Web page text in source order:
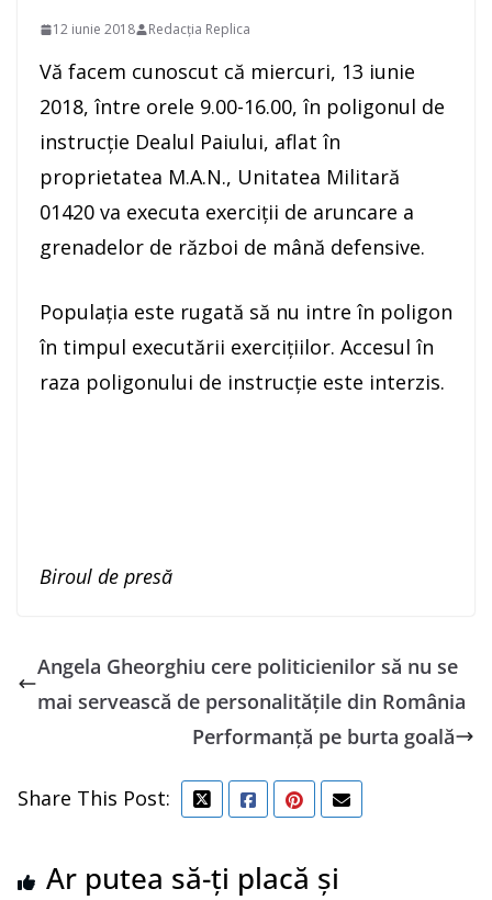
12 iunie 2018 Redacția Replica
Vă facem cunoscut că miercuri, 13 iunie
2018, între orele 9.00-16.00, în poligonul de
instrucţie Dealul Paiului, aflat în
proprietatea M.A.N., Unitatea Militară
01420 va executa exerciţii de aruncare a
grenadelor de război de mână defensive.
Populaţia este rugată să nu intre în poligon
în timpul executării exerciţiilor. Accesul în
raza poligonului de instrucţie este interzis.
Biroul de presă
Angela Gheorghiu cere politicienilor să nu se
mai servească de personalităţile din România
Performanță pe burta goală
Share This Post:
Ar putea să-ți placă și